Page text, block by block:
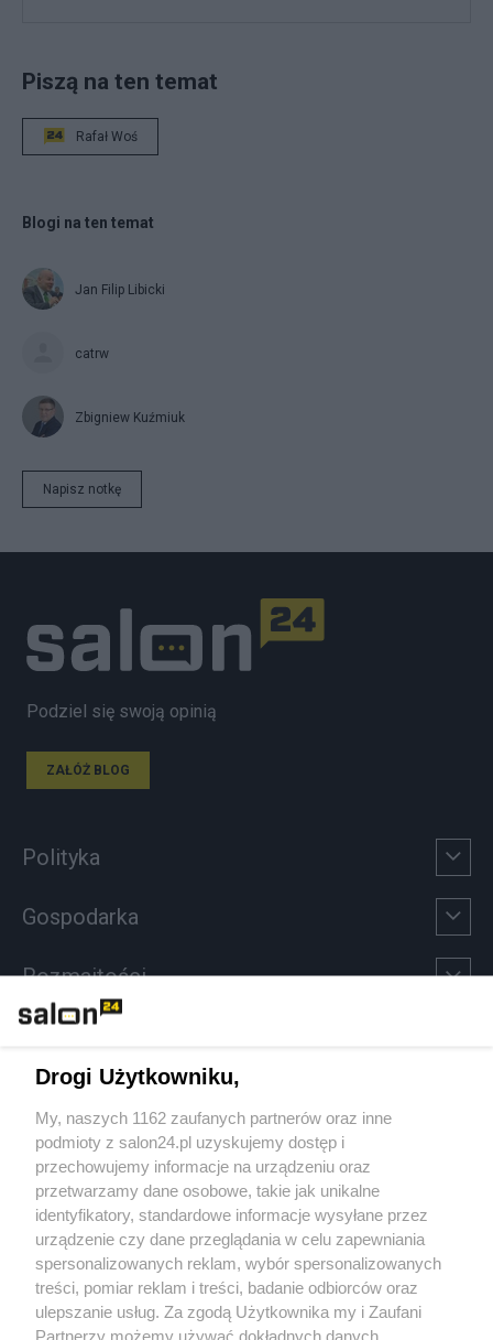
Piszą na ten temat
Rafał Woś
Blogi na ten temat
Jan Filip Libicki
catrw
Zbigniew Kuźmiuk
Napisz notkę
Podziel się swoją opinią
ZAŁÓŻ BLOG
Polityka
Gospodarka
Rozmaitości
Sport
Społeczeństwo
Kultura
X Facebook Instagram Youtube
Drogi Użytkowniku,
My, naszych 1162 zaufanych partnerów oraz inne
podmioty z salon24.pl uzyskujemy dostęp i
przechowujemy informacje na urządzeniu oraz
przetwarzamy dane osobowe, takie jak unikalne
identyfikatory, standardowe informacje wysyłane przez
urządzenie czy dane przeglądania w celu zapewniania
spersonalizowanych reklam, wybór spersonalizowanych
treści, pomiar reklam i treści, badanie odbiorców oraz
ulepszanie usług. Za zgodą Użytkownika my i Zaufani
Partnerzy możemy używać dokładnych danych